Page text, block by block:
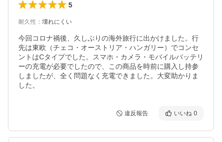
5
耐久性 ： 壊れにくい
今回コロナ禍後、久しぶりの海外旅行に出かけました。行
先は東欧（チェコ・オーストリア・ハンガリー）でコンセ
ントはCタイプでした。スマホ・カメラ・モバイルバッテリ
ーの充電が必要でしたので、この商品を時前に購入し持参
しましたが、全く問題なく充電できました。大変助かりま
した。
違反報告 いいね 0